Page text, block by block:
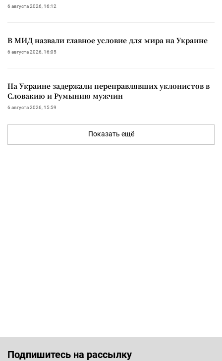
6 августа 2026, 16:12
В МИД назвали главное условие для мира на Украине
6 августа 2026, 16:05
На Украине задержали переправлявших уклонистов в
Словакию и Румынию мужчин
6 августа 2026, 15:59
Показать ещё
Подпишитесь на рассылку